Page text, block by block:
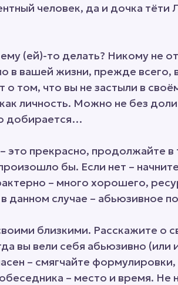
человек, да и дочка тёти
(ей)-то делать? Никому не
в вашей жизни, прежде всего,
том, что вы не застыли в
личность. Можно не без
добирается…
это прекрасно, продолжайте
бы. Если нет –
– много хорошего,
данном случае – абьюзивное
близкими. Расскажите о
вы вели себя абьюзивно (или
– смягчайте
– место и время. Не